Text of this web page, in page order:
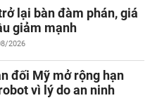
lại bàn đàm phán, giá
giảm mạnh
2026
đối Mỹ mở rộng hạn
vì lý do an ninh